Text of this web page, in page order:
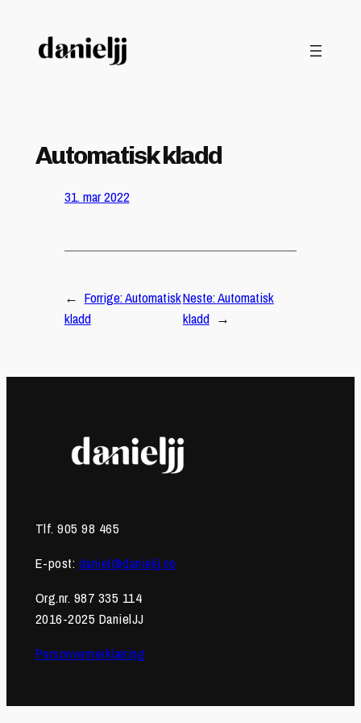
innhold
Automatisk kladd
31. mar 2022
← Forrige:Automatisk
kladd
Neste:Automatisk
kladd →
Tlf. 905 98 465
E-post: daniel@danieljj.no
Org.nr. 987 335 114
2016-2025 DanielJJ
Personvernerklæring